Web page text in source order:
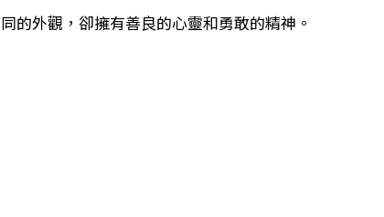
的外觀，卻擁有善良的心靈和勇敢的精神。